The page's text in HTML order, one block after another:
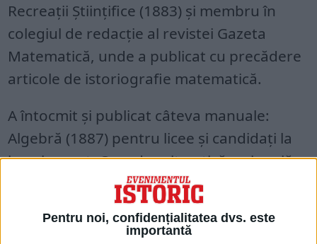
Pentru noi, confidențialitatea dvs. este
importantă
Recreaţii Ştiinţifice (1883) şi membru în
colegiul de redacţie al revistei Gazeta
Matematică, unde a publicat cu precădere
articole de istoriografie matematică.
A întocmit şi publicat câteva manuale:
Algebră (1887) pentru licee şi candidaţi la
bacalaureat, Curs de aritmetică raţională
(1890) pentru licee, Geometrie elementară
(1891) pentru cursul secundar, Geometrie
analitică (1898) ş.a.